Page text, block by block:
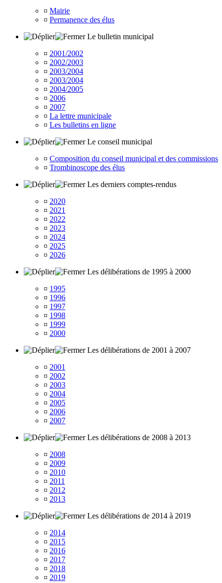
¤ Mairie
¤ Permanence des élus
Le bulletin municipal
¤ 2001/2002
¤ 2002/2003
¤ 2003/2004
¤ 2003/2004
¤ 2004/2005
¤ 2006
¤ 2007
¤ La lettre municipale
¤ Les bulletins en ligne
Le conseil municipal
¤ Composition du conseil municipal et des commissions
¤ Trombinoscope des élus
Les derniers comptes-rendus
¤ 2020
¤ 2021
¤ 2022
¤ 2023
¤ 2024
¤ 2025
¤ 2026
Les délibérations de 1995 à 2000
¤ 1995
¤ 1996
¤ 1997
¤ 1998
¤ 1999
¤ 2000
Les délibérations de 2001 à 2007
¤ 2001
¤ 2002
¤ 2003
¤ 2004
¤ 2005
¤ 2006
¤ 2007
Les délibérations de 2008 à 2013
¤ 2008
¤ 2009
¤ 2010
¤ 2011
¤ 2012
¤ 2013
Les délibérations de 2014 à 2019
¤ 2014
¤ 2015
¤ 2016
¤ 2017
¤ 2018
¤ 2019